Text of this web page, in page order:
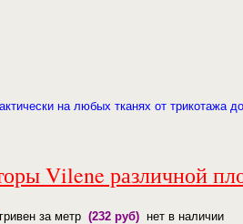
на любых тканях от трикотажа
Vilene различной
за метр (232 руб)нет в наличии